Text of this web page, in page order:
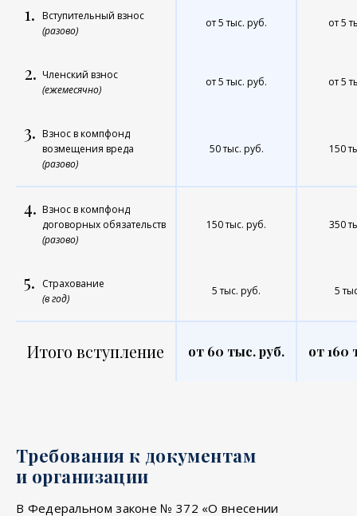
1. Вступительный взнос
(разово)
от 5 тыс. руб. от 5
2. Членский взнос
(ежемесячно)
от 5 тыс. руб. от 5
3. Взнос в компфонд
возмещения вреда
(разово)
50 тыс. руб. 150
4. Взнос в компфонд
договорных обязательств
(разово)
150 тыс. руб. 350
5.
Страхование
(в год)
5 тыс. руб. 5
Итого вступление от 60 тыс. руб. от 160
Требования к документам
и организации
В Федеральном законе № 372 «О внесении